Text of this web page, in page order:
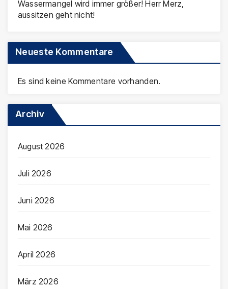
Wassermangel wird immer größer! Herr Merz,
aussitzen geht nicht!
Neueste Kommentare
Es sind keine Kommentare vorhanden.
Archiv
August 2026
Juli 2026
Juni 2026
Mai 2026
April 2026
März 2026